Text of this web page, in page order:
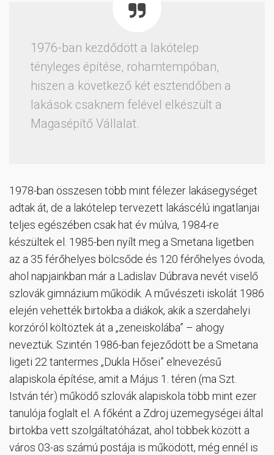
1976-ban kezdődött a lakótelep
tényleges építése, rohamtempóban,
hiszen a következő két esztendőben a
lakások csaknem felével elkészült a
Magasépítő Vállalat.
1978-ban összesen több mint félezer lakásegységet
adtak át, de a lakótelep tervezett lakáscélú ingatlanjai
teljes egészében csak hat év múlva, 1984-re
készültek el. 1985-ben nyílt meg a Smetana ligetben
az a 35 férőhelyes bölcsőde és 120 férőhelyes óvoda,
ahol napjainkban már a Ladislav Dúbrava nevét viselő
szlovák gimnázium működik. A művészeti iskolát 1986
elején vehették birtokba a diákok, akik a szerdahelyi
korzóról költöztek át a „zeneiskolába” – ahogy
neveztük. Szintén 1986-ban fejeződött be a Smetana
ligeti 22 tantermes „Dukla Hősei” elnevezésű
alapiskola építése, amit a Május 1. téren (ma Szt.
István tér) működő szlovák alapiskola több mint ezer
tanulója foglalt el. A főként a Zdroj üzemegységei által
birtokba vett szolgáltatóházat, ahol többek között a
város 03-as számú postája is működött, még ennél is